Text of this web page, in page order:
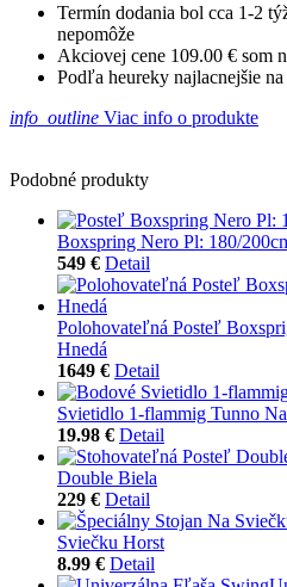
Termín dodania bol cca 1-2
nepomôže
Akciovej cene 109.00 € som
Podľa heureky najlacnejšie
info_outline Viac info o produkte
Podobné produkty
Boxspring Nero Pl: 180/
549 € Detail
Polohovateľná Posteľ
Hnedá
1649 € Detail
Svietidlo 1-flammig Tunno
19.98 € Detail
Double Biela
229 € Detail
Sviečku Horst
8.99 € Detail